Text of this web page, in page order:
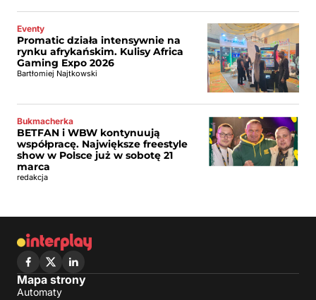
Eventy
Promatic działa intensywnie na
rynku afrykańskim. Kulisy Africa
Gaming Expo 2026
Bartłomiej Najtkowski
Bukmacherka
BETFAN i WBW kontynuują
współpracę. Największe freestyle
show w Polsce już w sobotę 21
marca
redakcja
Mapa strony
Automaty